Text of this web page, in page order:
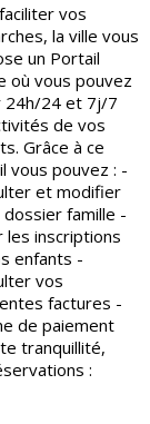
vos
la ville vous
un Portail
où vous pouvez
24h/24 et 7j/7
de vos
Grâce à ce
vous pouvez : -
et modifier
famille -
les inscriptions
enfants -
vos
factures -
de paiement
tranquillité,
: